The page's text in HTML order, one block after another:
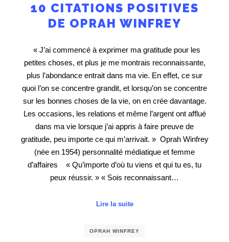
10 CITATIONS POSITIVES
DE OPRAH WINFREY
« J’ai commencé à exprimer ma gratitude pour les
petites choses, et plus je me montrais reconnaissante,
plus l’abondance entrait dans ma vie. En effet, ce sur
quoi l’on se concentre grandit, et lorsqu’on se concentre
sur les bonnes choses de la vie, on en crée davantage.
Les occasions, les relations et même l’argent ont afflué
dans ma vie lorsque j’ai appris à faire preuve de
gratitude, peu importe ce qui m’arrivait. » Oprah Winfrey
(née en 1954) personnalité médiatique et femme
d’affaires « Qu’importe d’où tu viens et qui tu es, tu
peux réussir. » « Sois reconnaissant…
Lire la suite
OPRAH WINFREY